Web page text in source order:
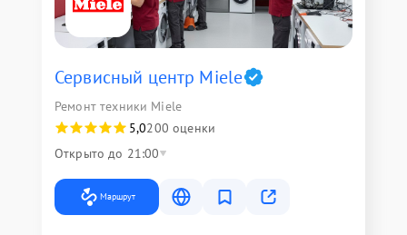
Сервисный центр Miele
Ремонт техники Miele
5,0200 оценки
Открыто до 21:00
Маршрут